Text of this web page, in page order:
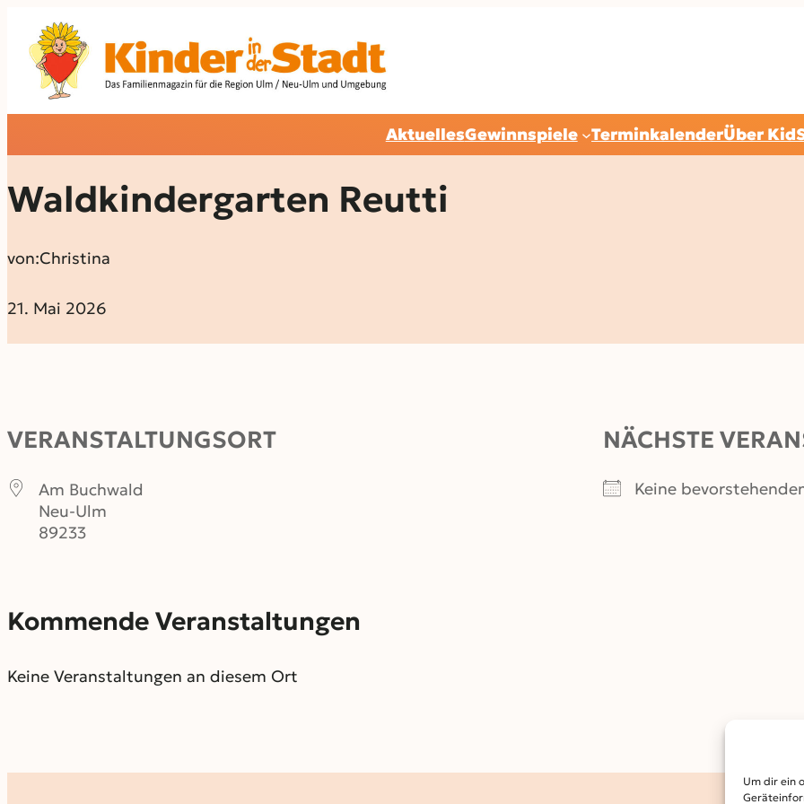
Um dir ein
AktuellesGewinnspiele TerminkalenderÜber
Waldkindergarten Reutti
von:Christina
21. Mai 2026
VERANSTALTUNGSORT
Am Buchwald
Neu-Ulm
89233
NÄCHSTE
Keine
Kommende Veranstaltungen
Keine Veranstaltungen an diesem Ort